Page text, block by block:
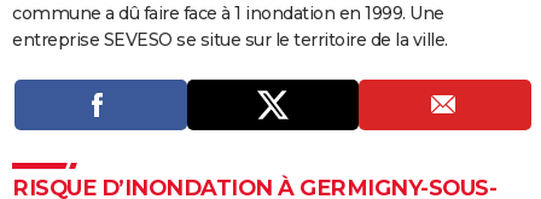
AVIS DE DÉCÈS
FORUM
Lifestyle
Sport
Television
Cinema
commune a dû faire face à 1 inondation en 1999. Une
entreprise SEVESO se situe sur le territoire de la ville.
RISQUE D’INONDATION À GERMIGNY-SOUS-